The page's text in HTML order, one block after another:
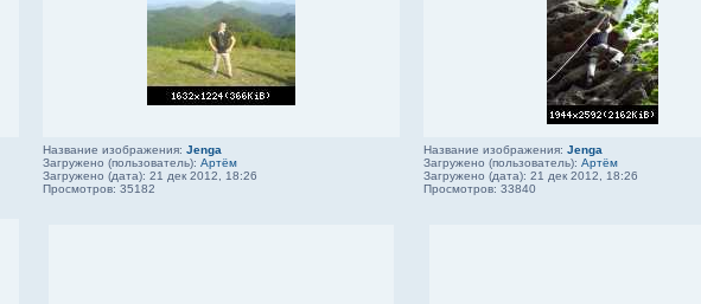
Название изображения: Jenga
Загружено (пользователь): Артём
Загружено (дата): 21 дек 2012, 18:26
Просмотров: 35182
Название изображения: Jenga
Загружено (пользователь): Артём
Загружено (дата): 21 дек 2012, 18:26
Просмотров: 33840